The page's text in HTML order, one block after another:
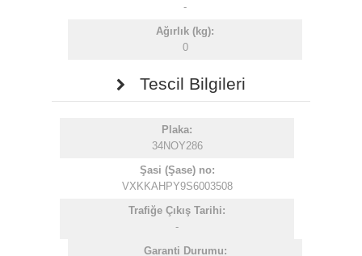
-
Ağırlık (kg):
0
Tescil Bilgileri
Plaka:
34NOY286
Şasi (Şase) no:
VXKKAHPY9S6003508
Trafiğe Çıkış Tarihi:
-
Garanti Durumu: